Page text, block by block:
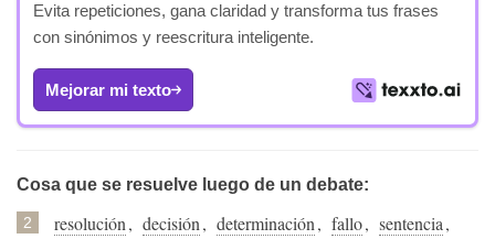
Evita repeticiones, gana claridad y transforma tus frases
con sinónimos y reescritura inteligente.
Mejorar mi texto
Cosa que se resuelve luego de un debate:
2 resolución, decisión, determinación, fallo, sentencia,